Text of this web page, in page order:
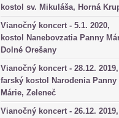
kostol sv. Mikuláša, Horná
Vianočný koncert - 5.1. 2020,
kostol Nanebovzatia Panny
Dolné Orešany
Vianočný koncert - 28.12. 2019,
farský kostol Narodenia Panny
Márie, Zeleneč
Vianočný koncert - 26.12. 2019,